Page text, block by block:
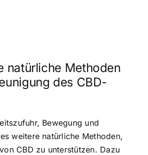
natürliche Methoden
des CBD-
Bewegung und
weitere natürliche Methoden,
CBD zu unterstützen. Dazu